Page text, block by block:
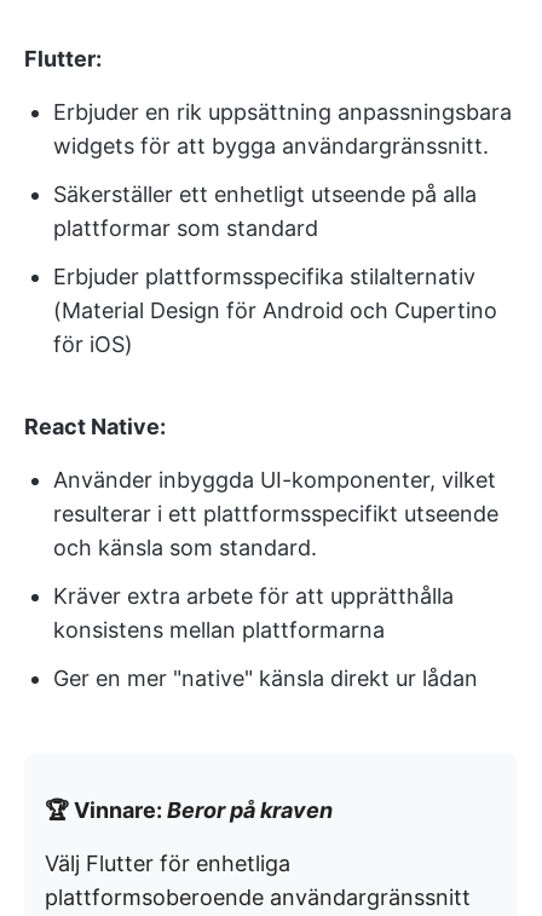
Flutter:
Erbjuder en rik uppsättning anpassningsbara
widgets för att bygga användargränssnitt.
Säkerställer ett enhetligt utseende på alla
plattformar som standard
Erbjuder plattformsspecifika stilalternativ
(Material Design för Android och Cupertino
för iOS)
React Native:
Använder inbyggda UI-komponenter, vilket
resulterar i ett plattformsspecifikt utseende
och känsla som standard.
Kräver extra arbete för att upprätthålla
konsistens mellan plattformarna
Ger en mer "native" känsla direkt ur lådan
🏆 Vinnare: Beror på kraven
Välj Flutter för enhetliga
plattformsoberoende användargränssnitt